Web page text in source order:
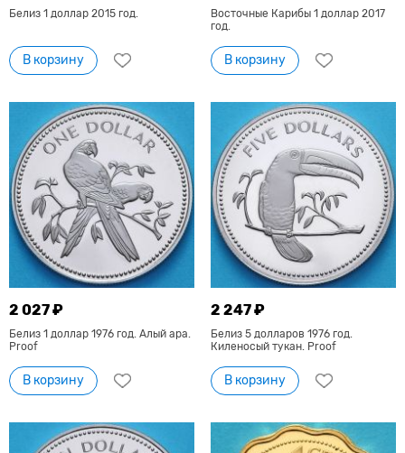
Белиз 1 доллар 2015 год.
В корзину
Восточные Карибы 1 доллар 2017
год.
В корзину
2 027 ₽
Белиз 1 доллар 1976 год. Алый ара.
Proof
В корзину
2 247 ₽
Белиз 5 долларов 1976 год.
Киленосый тукан. Proof
В корзину